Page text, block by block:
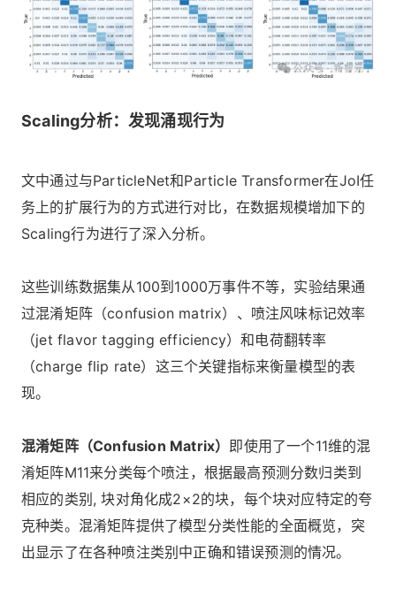
Scaling分析：发现涌现行为
文中通过与ParticleNet和Particle Transformer在JoI任
务上的扩展行为的方式进行对比，在数据规模增加下的
Scaling行为进行了深入分析。
这些训练数据集从100到1000万事件不等，实验结果通
过混淆矩阵（confusion matrix）、喷注风味标记效率
（jet flavor tagging efficiency）和电荷翻转率
（charge flip rate）这三个关键指标来衡量模型的表
现。
混淆矩阵（Confusion Matrix） 即使用了一个11维的混
淆矩阵M11来分类每个喷注，根据最高预测分数归类到
相应的类别, 块对角化成2×2的块，每个块对应特定的夸
克种类。混淆矩阵提供了模型分类性能的全面概览，突
出显示了在各种喷注类别中正确和错误预测的情况。